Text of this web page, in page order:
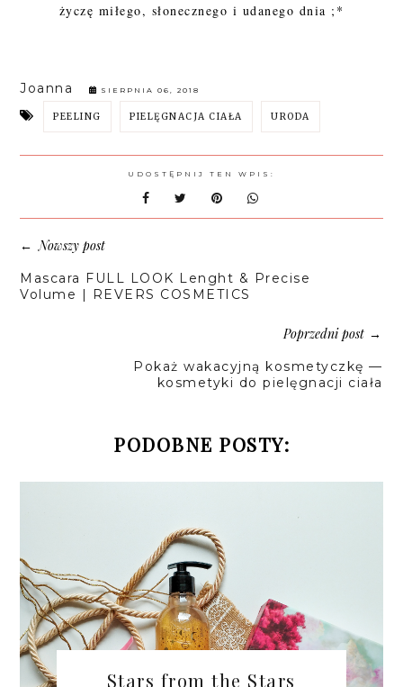
życzę miłego, słonecznego i udanego dnia ;*
Joanna SIERPNIA 06, 2018
PEELING PIELĘGNACJA CIAŁA URODA
UDOSTĘPNIJ TEN WPIS:
←Nowszy post
Mascara FULL LOOK Lenght & Precise
Volume | REVERS COSMETICS
Poprzedni post→
Pokaż wakacyjną kosmetyczkę —
kosmetyki do pielęgnacji ciała
PODOBNE POSTY:
Stars from the Stars